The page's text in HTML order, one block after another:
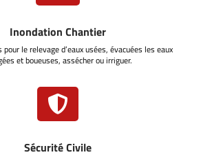
Inondation Chantier
le relevage d’eaux usées, évacuées les eaux
et boueuses, assécher ou irriguer.

Sécurité Civile